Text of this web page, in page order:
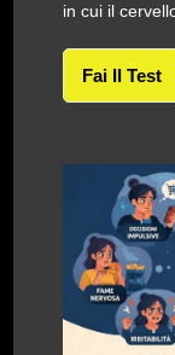
in cui il
Fai Il Test